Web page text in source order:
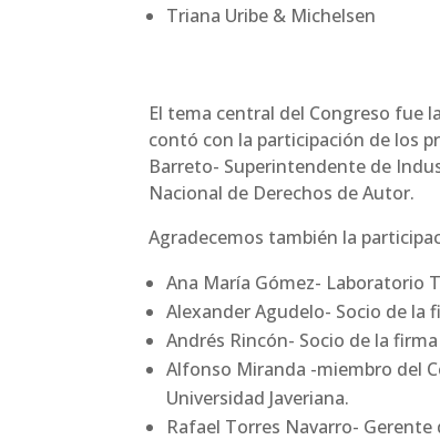
Triana Uribe & Michelsen
El tema central del Congreso fue
contó con la participación de los
Barreto- Superintendente de
Nacional de Derechos de Autor.
Agradecemos también la
Ana María Gómez- Laboratorio
Alexander Agudelo- Socio de la
Andrés Rincón- Socio de la
Alfonso Miranda -miembro del
Universidad Javeriana.
Rafael Torres Navarro- Gerente